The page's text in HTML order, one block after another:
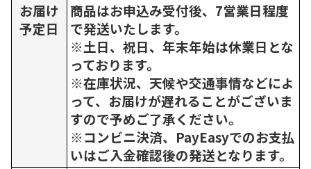
お届け
予定日
商品はお申込み受付後、7営業日程度
で発送いたします。
※土日、祝日、年末年始は休業日とな
っております。
※在庫状況、天候や交通事情などによ
って、お届けが遅れることがございま
すので予めご了承ください。
※コンビニ決済、PayEasyでのお支払
いはご入金確認後の発送となります。